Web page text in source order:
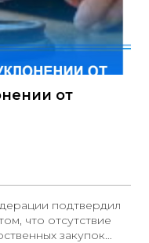
от
подтвердил
что отсутствие
закупок